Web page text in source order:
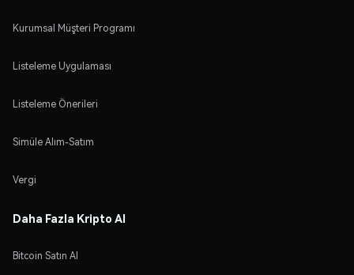
Kurumsal Müşteri Programı
Listeleme Uygulaması
Listeleme Önerileri
Simüle Alım-Satım
Vergi
Daha Fazla Kripto Al
Bitcoin Satın Al